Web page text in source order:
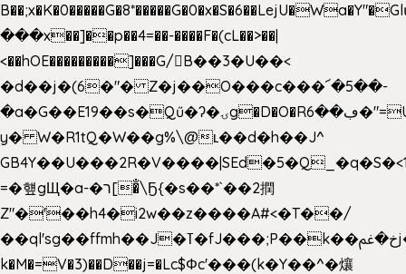
���x��]��p��4=��-����F�(cL��>��|
<��hOE���������]���G/B��3�U��<
�d��j�(6�"� Z�j��O���c���՜�5��-
�a�G��E19��s�Qű�ʔ�ۍg�D�O�Rڢ��6�"=Uh����
y� W�R1tQ�W��g%\@ʟ��d�h��J^
=�헆gЩ�a-�ר[�̐\Ҕ{�s��*`��2撋
Z"�'��h4�i2w��z����A#<�T��/
��ql'sg��ffmh��J�ߠ�fJ���;P��k��خ�ﰬj��0��E8��6G���գN9?
k�M�=V�3)��D��j=�Lc$Φc'���(k�Y��^�爙